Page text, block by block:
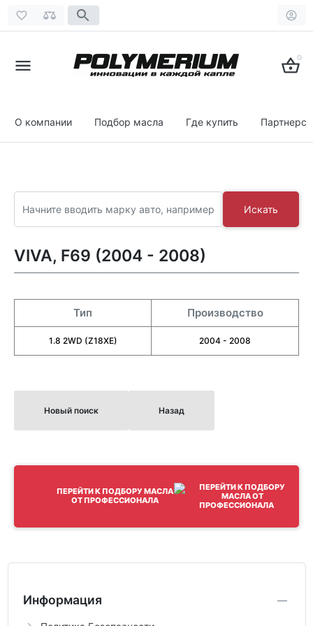
0
О компании Подбор масла Где купить
Искать
VIVA, F69 (2004 - 2008)
Тип Производство
1.8 2WD (Z18XE) 2004 - 2008
Новый поиск Назад
ПЕРЕЙТИ К ПОДБОРУ МАСЛА
ОТ ПРОФЕССИОНАЛА
Информация